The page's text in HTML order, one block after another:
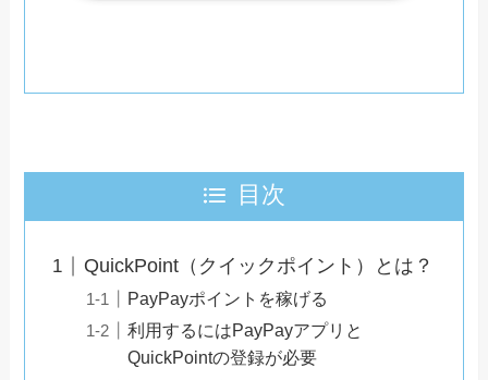
目次
QuickPoint（クイックポイント）とは？
PayPayポイントを稼げる
利用するにはPayPayアプリと
QuickPointの登録が必要